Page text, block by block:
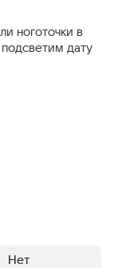
ноготочки в
дату
Нет